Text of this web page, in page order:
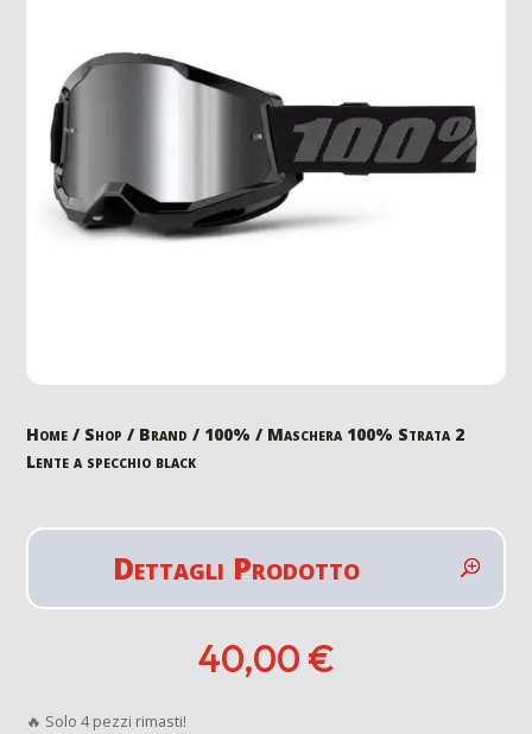
Home / Shop / Brand / 100% / Maschera 100% Strata 2
Lente a specchio black
Dettagli Prodotto
40,00 €
🔥 Solo 4 pezzi rimasti!